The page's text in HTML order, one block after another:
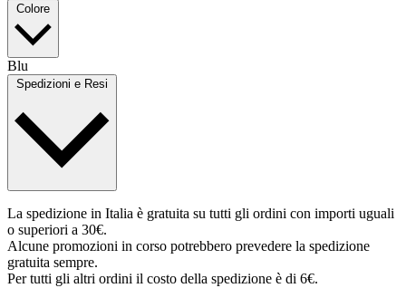
Colore
Blu
Spedizioni e Resi
La spedizione in Italia è gratuita su tutti gli ordini con importi uguali
o superiori a 30€.
Alcune promozioni in corso potrebbero prevedere la spedizione
gratuita sempre.
Per tutti gli altri ordini il costo della spedizione è di 6€.